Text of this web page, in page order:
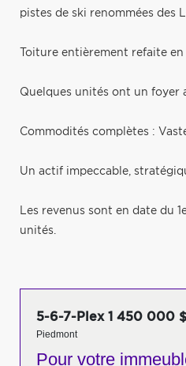
pistes de ski renommées des
Toiture entièrement refaite en
Quelques unités ont un foyer
Commodités complètes :
Un actif impeccable,
Les revenus sont en date du
unités.
5-6-7-Plex 1 450 000 $
Piedmont
Pour votre